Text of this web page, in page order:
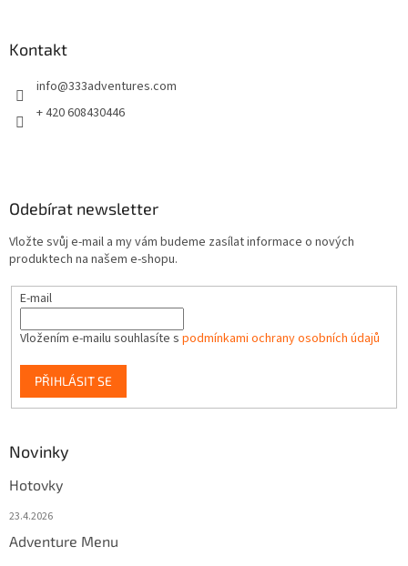
Kontakt
info@333adventures.com
+ 420 608430446
Odebírat newsletter
Vložte svůj e-mail a my vám budeme zasílat informace o nových
produktech na našem e-shopu.
E-mail
Vložením e-mailu souhlasíte s podmínkami ochrany osobních údajů
PŘIHLÁSIT SE
Novinky
Hotovky
23.4.2026
Adventure Menu